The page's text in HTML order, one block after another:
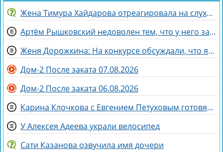
Жена Тимура Хайдарова отреагировала на слухи о колдовстве
Артём Рышковский недоволен тем, что у него забрали баллы в конкурсе "Человек года"
Женя Дорожкина: На конкурсе обсуждали, что я злая и мстительная
Дом-2 После заката 07.08.2026
Дом-2 После заката 06.08.2026
Карина Клочкова с Евгением Петуховым готовятся к «Китайским каникулам»
У Алексея Адеева украли велосипед
Сати Казанова озвучила имя дочери